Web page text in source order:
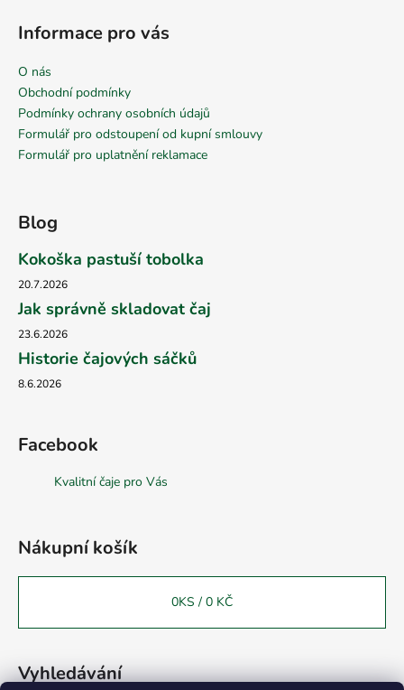
Informace pro vás
O nás
Obchodní podmínky
Podmínky ochrany osobních údajů
Formulář pro odstoupení od kupní smlouvy
Formulář pro uplatnění reklamace
Blog
Kokoška pastuší tobolka
20.7.2026
Jak správně skladovat čaj
23.6.2026
Historie čajových sáčků
8.6.2026
Facebook
Kvalitní čaje pro Vás
Nákupní košík
0KS / 0 KČ
Vyhledávání